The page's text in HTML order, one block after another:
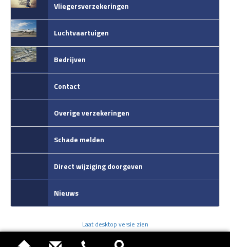
Vliegersverzekeringen
Luchtvaartuigen
Bedrijven
Contact
Overige verzekeringen
Schade melden
Direct wijziging doorgeven
Nieuws
Laat desktop versie zien